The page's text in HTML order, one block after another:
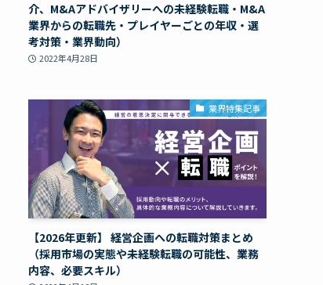
介、M&Aアドバイザリーへの未経験転職・M&A
業界からの転職先・プレイヤーごとの年収・選
考対策・業界動向）
2022年4月28日
業界特集記事
【2026年更新】 経営企画への転職対策まとめ
（採用市場の実態や未経験転職の可能性、業務
内容、必要スキル）